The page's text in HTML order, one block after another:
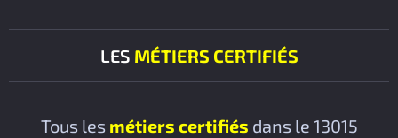
LES MÉTIERS CERTIFIÉS
Tous les métiers certifiés dans le 13015